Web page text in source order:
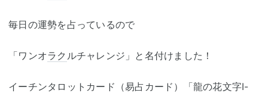
毎日の運勢を占っているので
「ワンオラク ルチャレンジ」と名付けました！
イーチンタロットカード（易占カード）「龍の花文字I-